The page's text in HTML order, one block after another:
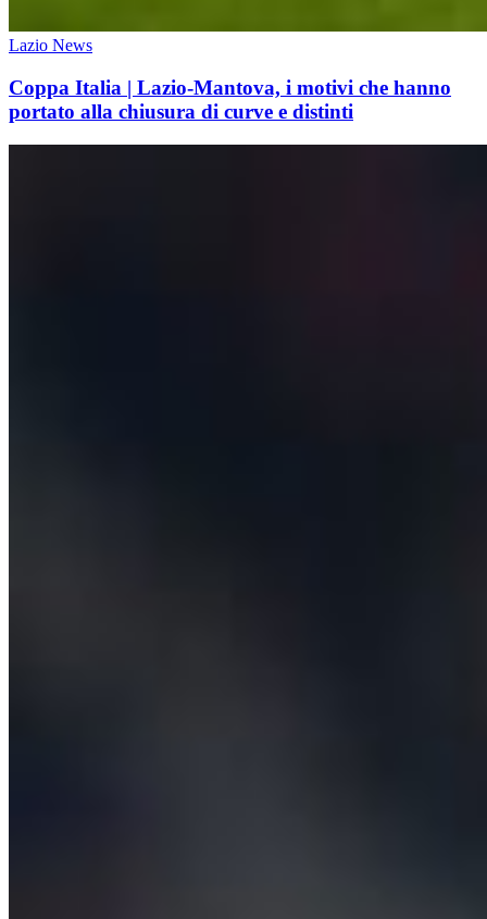
Lazio News
Coppa Italia | Lazio-Mantova, i motivi che hanno
portato alla chiusura di curve e distinti